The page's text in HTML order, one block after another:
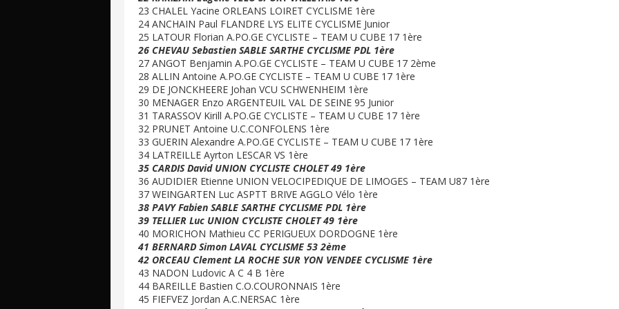
23 CHALEL Yacine ORLEANS LOIRET CYCLISME 1ère
24 ANCHAIN Paul FLANDRE LYS ELITE CYCLISME Junior
25 LATOUR Florian A.PO.GE CYCLISTE – TEAM U CUBE 17 1ère
26 CHEVAU Sebastien SABLE SARTHE CYCLISME PDL 1ère
27 ANGOT Benjamin A.PO.GE CYCLISTE – TEAM U CUBE 17 2ème
28 ALLIN Antoine A.PO.GE CYCLISTE – TEAM U CUBE 17 1ère
29 DE JONCKHEERE Johan VCU SCHWENHEIM 1ère
30 MENAGER Enzo ARGENTEUIL VAL DE SEINE 95 Junior
31 TARASSOV Kirill A.PO.GE CYCLISTE – TEAM U CUBE 17 1ère
32 PRUNET Antoine U.C.CONFOLENS 1ère
33 GUERIN Alexandre A.PO.GE CYCLISTE – TEAM U CUBE 17 1ère
34 LATREILLE Ayrton LESCAR VS 1ère
35 CARDIS David UNION CYCLISTE CHOLET 49 1ère
36 AUDIDIER Etienne UNION VELOCIPEDIQUE DE LIMOGES – TEAM U87 1ère
37 WEINGARTEN Luc ASPTT BRIVE AGGLO Vélo 1ère
38 PAVY Fabien SABLE SARTHE CYCLISME PDL 1ère
39 TELLIER Luc UNION CYCLISTE CHOLET 49 1ère
40 MORICHON Mathieu CC PERIGUEUX DORDOGNE 1ère
41 BERNARD Simon LAVAL CYCLISME 53 2ème
42 ORCEAU Clement LA ROCHE SUR YON VENDEE CYCLISME 1ère
43 NADON Ludovic A C 4 B 1ère
44 BAREILLE Bastien C.O.COURONNAIS 1ère
45 FIEFVEZ Jordan A.C.NERSAC 1ère